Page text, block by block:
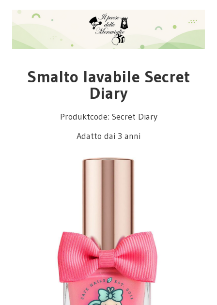
Smalto lavabile Secret
Diary
Produktcode: Secret Diary
Adatto dai 3 anni